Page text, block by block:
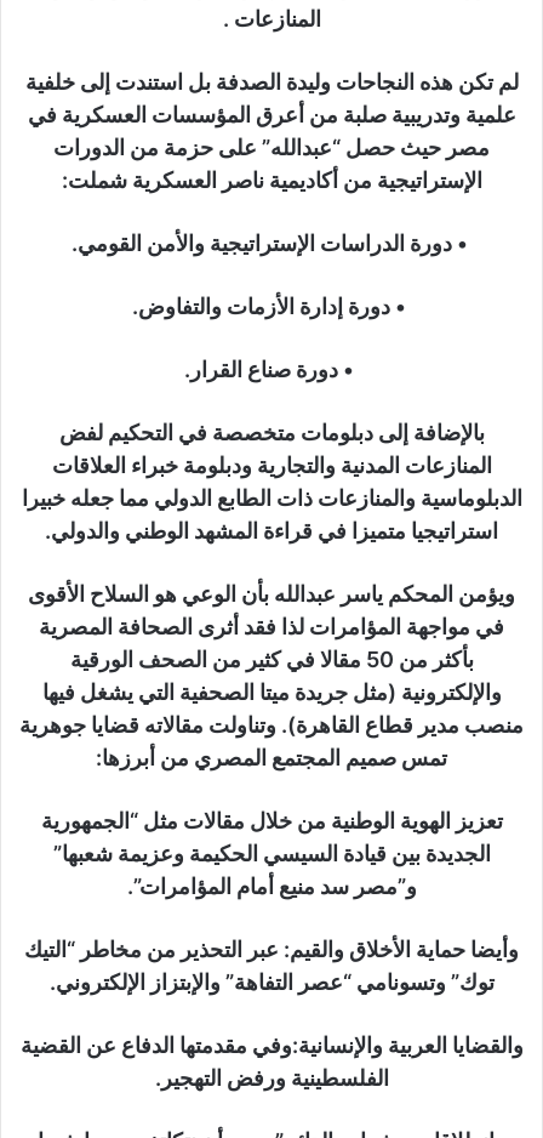
المنازعات .
لم تكن هذه النجاحات وليدة الصدفة بل استندت إلى خلفية
علمية وتدريبية صلبة من أعرق المؤسسات العسكرية في
مصر حيث حصل “عبدالله” على حزمة من الدورات
الإستراتيجية من أكاديمية ناصر العسكرية شملت:
• دورة الدراسات الإستراتيجية والأمن القومي.
• دورة إدارة الأزمات والتفاوض.
• دورة صناع القرار.
بالإضافة إلى دبلومات متخصصة في التحكيم لفض
المنازعات المدنية والتجارية ودبلومة خبراء العلاقات
الدبلوماسية والمنازعات ذات الطابع الدولي مما جعله خبيرا
استراتيجيا متميزا في قراءة المشهد الوطني والدولي.
ويؤمن المحكم ياسر عبدالله بأن الوعي هو السلاح الأقوى
في مواجهة المؤامرات لذا فقد أثرى الصحافة المصرية
بأكثر من 50 مقالا في كثير من الصحف الورقية
والإلكترونية (مثل جريدة ميتا الصحفية التي يشغل فيها
منصب مدير قطاع القاهرة). وتناولت مقالاته قضايا جوهرية
تمس صميم المجتمع المصري من أبرزها:
تعزيز الهوية الوطنية من خلال مقالات مثل “الجمهورية
الجديدة بين قيادة السيسي الحكيمة وعزيمة شعبها”
و”مصر سد منيع أمام المؤامرات”.
وأيضا حماية الأخلاق والقيم: عبر التحذير من مخاطر “التيك
توك” وتسونامي “عصر التفاهة” والإبتزاز الإلكتروني.
والقضايا العربية والإنسانية:وفي مقدمتها الدفاع عن القضية
الفلسطينية ورفض التهجير.